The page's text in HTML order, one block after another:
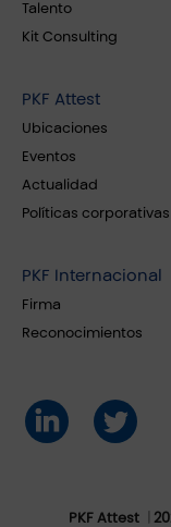
Talento
Kit Consulting
PKF Attest
Ubicaciones
Eventos
Actualidad
Políticas corporativas
PKF Internacional
Firma
Reconocimientos
PKF Attest